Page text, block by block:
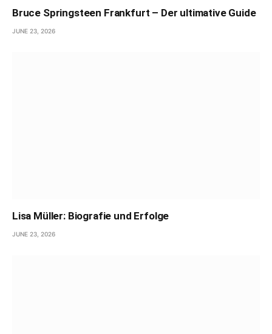
Bruce Springsteen Frankfurt – Der ultimative Guide
JUNE 23, 2026
Lisa Müller: Biografie und Erfolge
JUNE 23, 2026